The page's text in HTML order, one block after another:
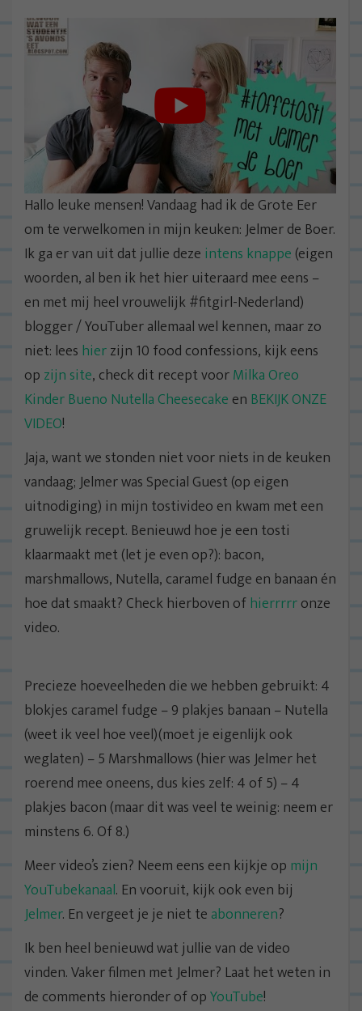
Hallo leuke mensen! Vandaag had ik de Grote Eer
om te verwelkomen in mijn keuken: Jelmer de Boer.
Ik ga er van uit dat jullie deze intens knappe (eigen
woorden, al ben ik het hier uiteraard mee eens –
en met mij heel vrouwelijk #fitgirl-Nederland)
blogger / YouTuber allemaal wel kennen, maar zo
niet: lees hierzijn 10 food confessions, kijk eens
op zijn site, check dit recept voorMilka Oreo
Kinder Bueno Nutella Cheesecake en BEKIJK ONZE
VIDEO!
Jaja, want we stonden niet voor niets in de keuken
vandaag; Jelmer was Special Guest (op eigen
uitnodiging) in mijn tostivideo en kwam met een
gruwelijk recept. Benieuwd hoe je een tosti
klaarmaakt met (let je even op?): bacon,
marshmallows, Nutella, caramel fudge en banaan én
hoe dat smaakt? Check hierboven ofhierrrrronze
video.
Precieze hoeveelheden die we hebben gebruikt: 4
blokjes caramel fudge – 9 plakjes banaan – Nutella
(weet ik veel hoe veel)(moet je eigenlijk ook
weglaten) – 5 Marshmallows (hier was Jelmer het
roerend mee oneens, dus kies zelf: 4 of 5) – 4
plakjes bacon (maar dit was veel te weinig: neem er
minstens 6. Of 8.)
Meer video’s zien? Neem eens een kijkje op mijn
YouTubekanaal. En vooruit, kijk ook even bij
Jelmer. En vergeet je je niet te abonneren?
Ik ben heel benieuwd wat jullie van de video
vinden. Vaker filmen met Jelmer? Laat het weten in
de comments hieronder of opYouTube!